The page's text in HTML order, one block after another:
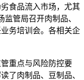
食品流入市场，尤其
管局召开肉制品、
务培训会。各相关企
重点与风险防控要
了肉制品、豆制品、